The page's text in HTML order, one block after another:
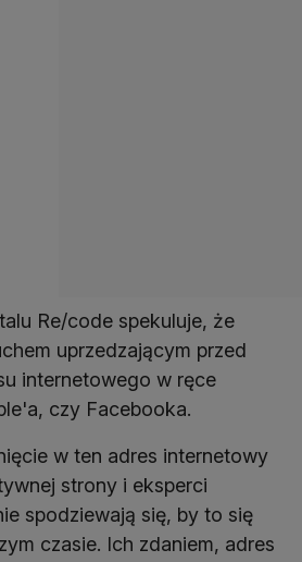
Re/code spekuluje, że
uprzedzającym przed
internetowego w ręce
czy Facebooka.
w ten adres internetowy
strony i eksperci
spodziewają się, by to się
czasie. Ich zdaniem, adres